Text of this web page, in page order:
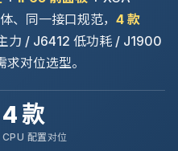
、同一接口规范， 4 款
力 / J6412 低功耗 / J1900
对位选型。
4 款
CPU 配置对位